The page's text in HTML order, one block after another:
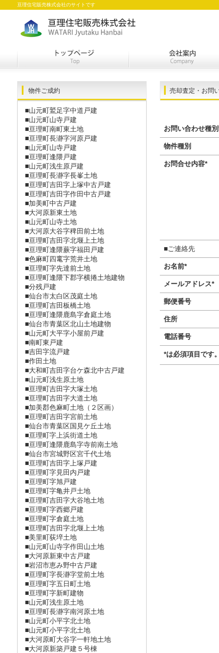
亘理住宅販売株式会社のサイトです
売却査定・お問
お問い合わせ種別
物件種別
お問合せ内容*
■ご連絡先
お名前*
メールアドレス*
郵便番号
住所
電話番号
*は必須項目です
物件ご成約
■山元町鷲足字中道戸建
■山元町山寺戸建
■亘理町南町東土地
■亘理町長瀞字河原戸建
■山元町山寺戸建
■亘理町逢隈戸建
■山元町浅生原戸建
■亘理町長瀞󠄀字長峯土地
■亘理町吉田字上塚中古戸建
■亘理町吉田字作田中古戸建
■加美町中古戸建
■大河原新東土地
■山元町山寺土地
■大河原大谷字稗田前土地
■亘理町吉田字北堰上土地
■亘理町逢隈蕨字福田戸建
■色麻町四竃字荒井土地
■亘理町字先達前土地
■亘理町逢隈下郡字横捲土地建物
■分残戸建
■仙台市太白区茂庭土地
■亘理町吉田板橋土地
■亘理町逢隈鹿島字倉庭土地
■仙台市青葉区北山土地建物
■山元町大平字小屋前戸建
■南町東戸建
■吉田字流戸建
■作田土地
■大和町吉田字台ケ森北中古戸建
■山元町浅生原土地
■亘理町吉田字大塚土地
■亘理町吉田字大道土地
■加美郡色麻町土地（２区画）
■亘理町吉田字宮前土地
■仙台市青葉区国見ケ丘土地
■亘理町字上浜街道土地
■亘理町逢隈鹿島字寺前南土地
■仙台市宮城野区宮千代土地
■亘理町吉田字上塚戸建
■亘理町字見田内戸建
■亘理町字旭戸建
■亘理町字亀井戸土地
■亘理町吉田字大谷地土地
■亘理町字西郷戸建
■亘理町字倉庭土地
■亘理町吉田字北堰上土地
■美里町荻埣土地
■山元町山寺字作田山土地
■大河原新東中古戸建
■岩沼市恵み野中古戸建
■亘理町字長瀞󠄀字堂前土地
■亘理町字五日町土地
■亘理町字新町建物
■山元町浅生原土地
■亘理町長瀞󠄀字南河原土地
■山元町小平字北土地
■山元町小平字北土地
■大河原町大谷字一軒地土地
■大河原新築戸建５号棟